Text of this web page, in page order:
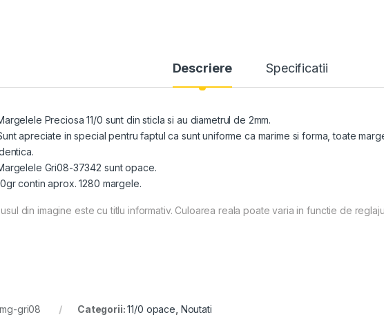
Descriere Specificatii
Preciosa 11/0 sunt din sticla si au diametrul de 2mm.
apreciate in special pentru faptul ca sunt uniforme ca marime si forma, toate
Gri08-37342 sunt opace.
contin aprox. 1280 margele.
din imagine este cu titlu informativ. Culoarea reala poate varia in functie de
mg-gri08 Categorii:11/0 opace Noutati